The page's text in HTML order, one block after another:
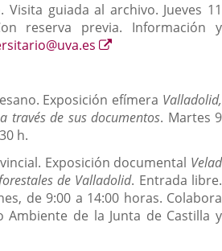
aplicación
externa.
guiada al archivo. Jueves 11
reserva previa. Información y
Enlace
aplicación
externa.
Exposición efímera Valladolid,
través de sus documentos. Martes 9
h.
Exposición documental Velad
de Valladolid. Entrada libre.
de 9:00 a 14:00 horas. Colabora
Ambiente de la Junta de Castilla y